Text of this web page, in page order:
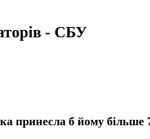
- СБУ
принесла б йому більше